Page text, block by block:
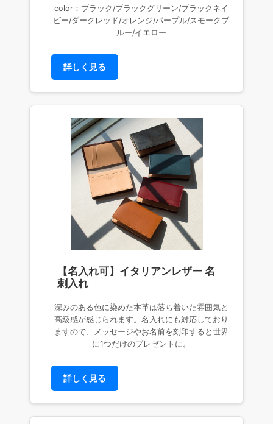
color：ブラック/ブラックグリーン/ブラックネイ
ビー/ダークレッド/オレンジ/パープル/スモークブ
ルー/イエロー
詳しく見る
【名入れ可】イタリアンレザー 名
刺入れ
深みのある色に染めた本革は落ち着いた雰囲気と
高級感が感じられます。名入れにも対応しており
ますので、メッセージやお名前を刻印すると世界
に1つだけのプレゼントに。
詳しく見る